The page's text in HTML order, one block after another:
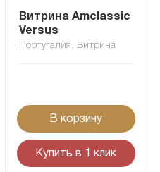
Витрина Amclassic
Versus
Португалия , Витрина
В корзину
Купить в 1 клик